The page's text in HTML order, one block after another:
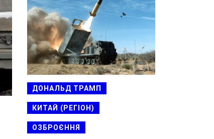
ДОНАЛЬД ТРАМП
КИТАЙ (РЕГІОН)
ОЗБРОЄННЯ